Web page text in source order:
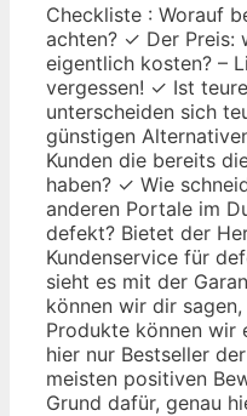
Checkliste : Worauf
achten? ✓ Der Preis:
eigentlich kosten? –
vergessen! ✓ Ist
unterscheiden sich
günstigen
Kunden die bereits
haben? ✓ Wie
anderen Portale im
defekt? Bietet der
Kundenservice für
sieht es mit der
können wir dir
Produkte können wir
hier nur Bestseller
meisten positiven
Grund dafür, genau